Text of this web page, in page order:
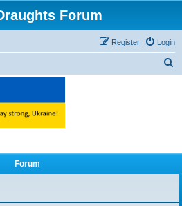
Forum
Login
Register
Forum